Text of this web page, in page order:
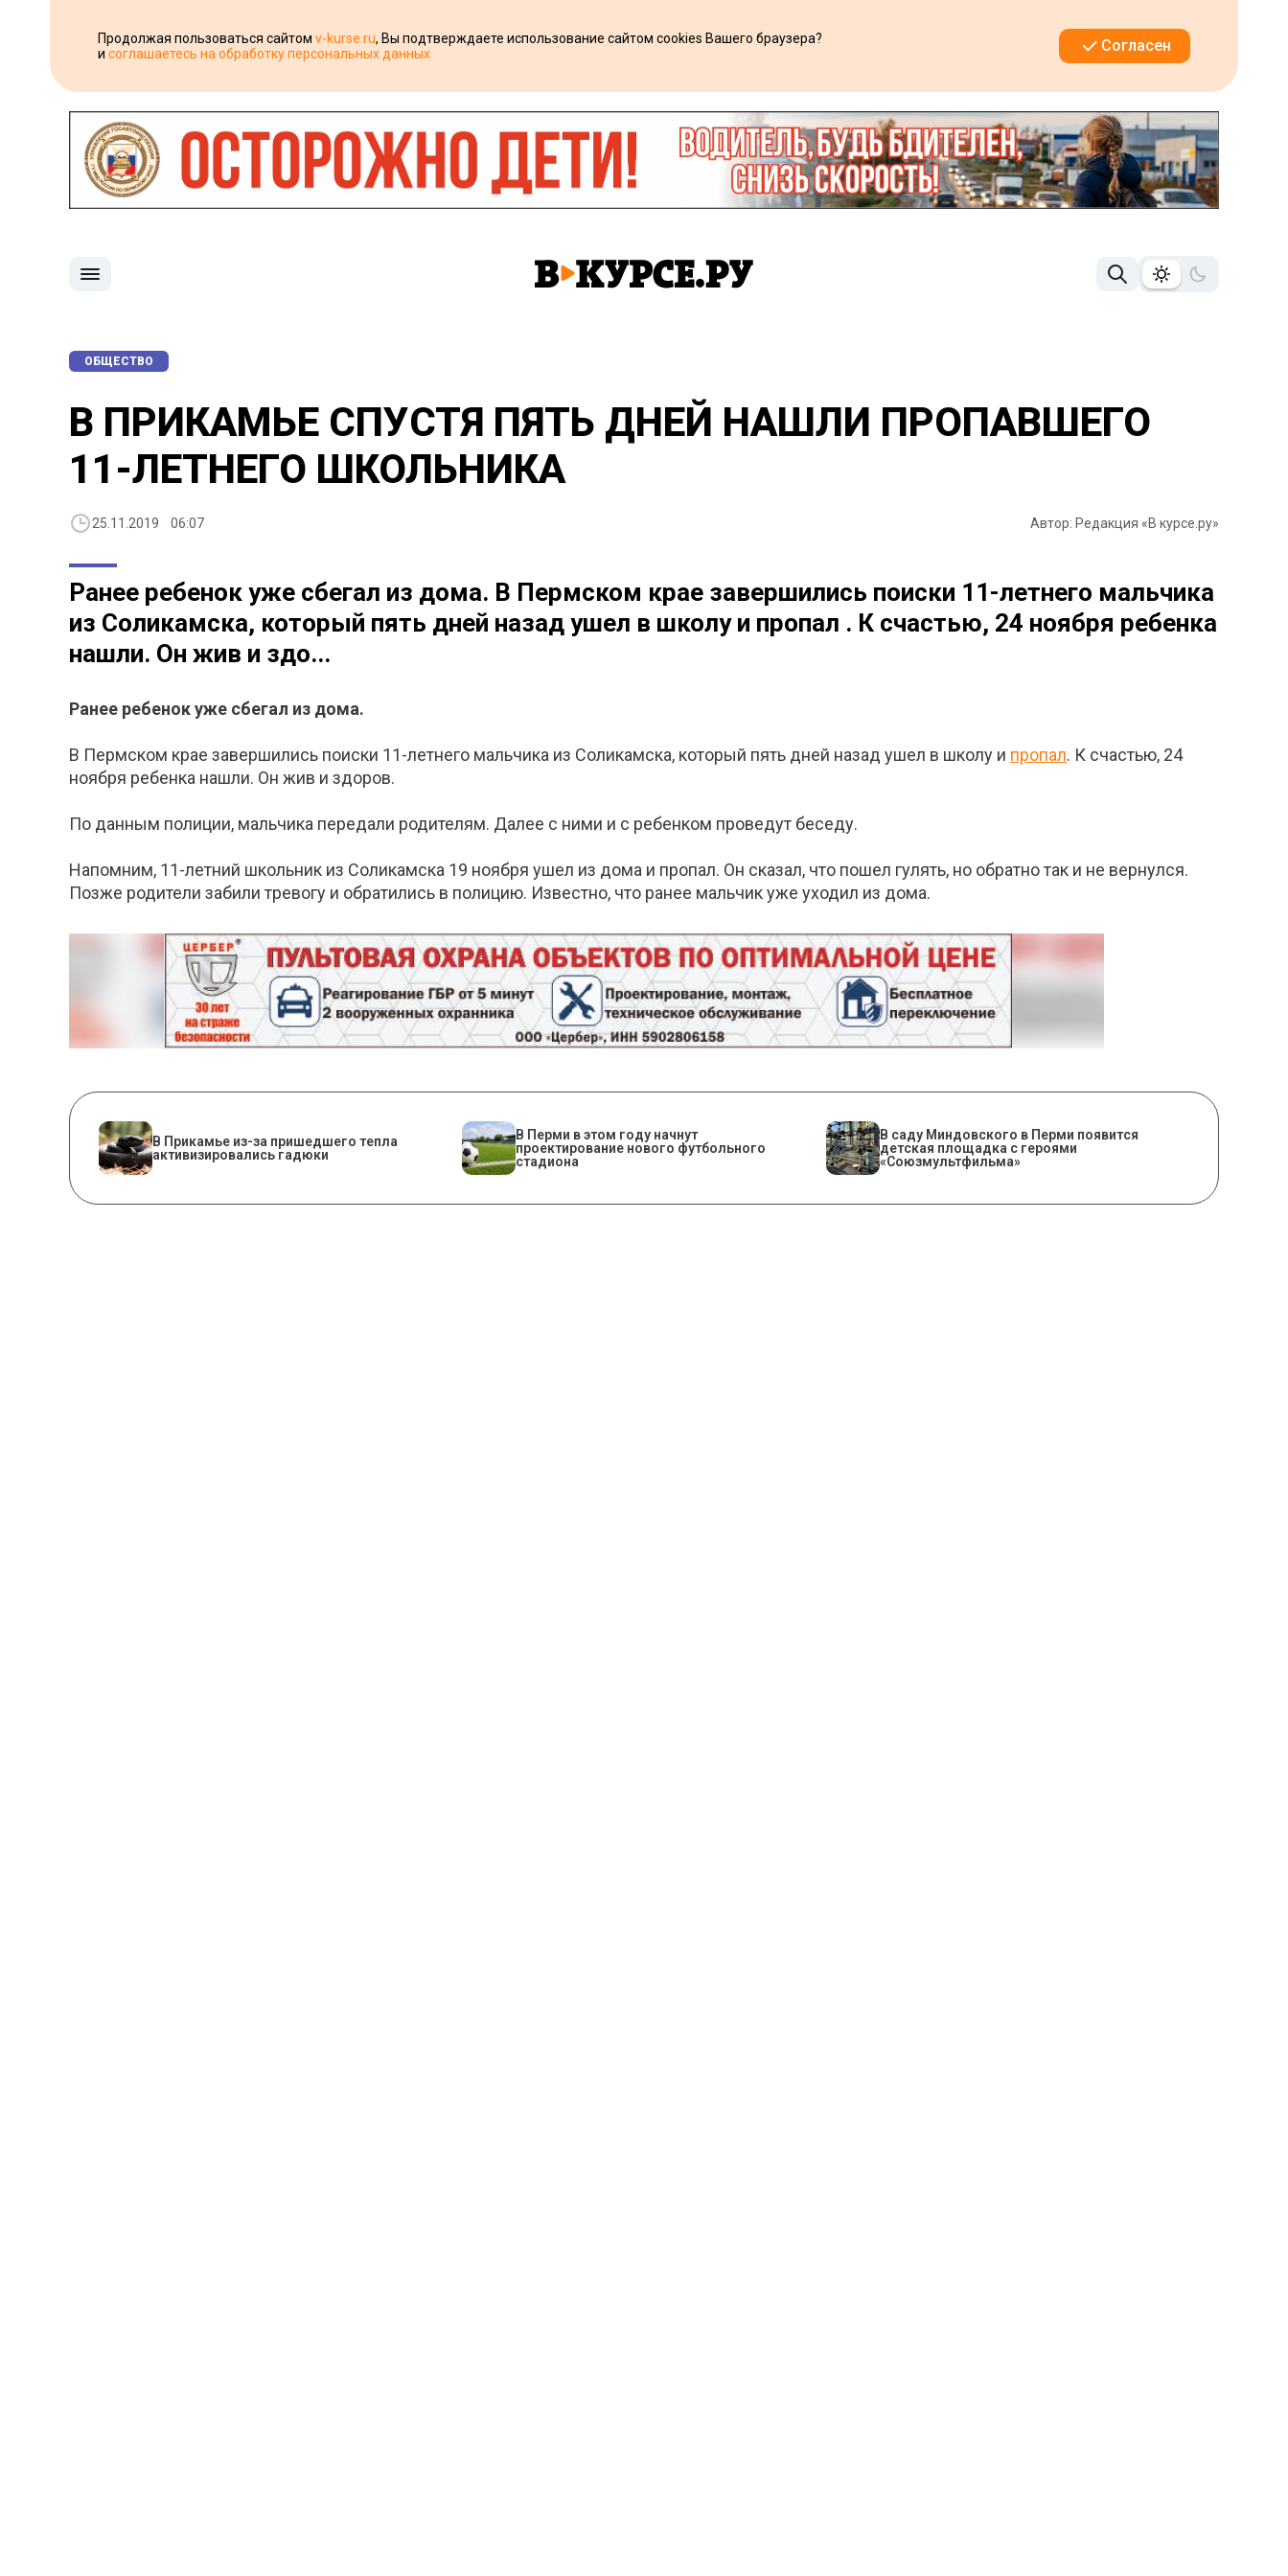
Продолжая пользоваться сайтом v-kurse.ru, Вы подтверждаете использование сайтом cookies Вашего браузера?
и соглашаетесь на обработку персональных данных Согласен
ОБЩЕСТВО
В ПРИКАМЬЕ СПУСТЯ ПЯТЬ ДНЕЙ НАШЛИ ПРОПАВШЕГО
11-ЛЕТНЕГО ШКОЛЬНИКА
25.11.2019 06:07 Автор: Редакция «В курсе.ру»
Ранее ребенок уже сбегал из дома. В Пермском крае завершились поиски 11-летнего мальчика
из Соликамска, который пять дней назад ушел в школу и пропал . К счастью, 24 ноября ребенка
нашли. Он жив и здо...
Ранее ребенок уже сбегал из дома.
В Пермском крае завершились поиски 11-летнего мальчика из Соликамска, который пять дней назад ушел в школу и пропал. К счастью, 24
ноября ребенка нашли. Он жив и здоров.
По данным полиции, мальчика передали родителям. Далее с ними и с ребенком проведут беседу.
Напомним, 11-летний школьник из Соликамска 19 ноября ушел из дома и пропал. Он сказал, что пошел гулять, но обратно так и не вернулся.
Позже родители забили тревогу и обратились в полицию. Известно, что ранее мальчик уже уходил из дома.
​В Прикамье из-за пришедшего тепла
активизировались гадюки
В Перми в этом году начнут
проектирование нового футбольного
стадиона
В саду Миндовского в Перми появится
детская площадка с героями
«Союзмультфильма»